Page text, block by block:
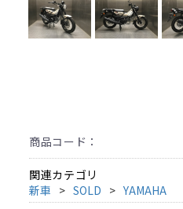
商品コード：
関連カテゴリ
新車
SOLD YAMAHA